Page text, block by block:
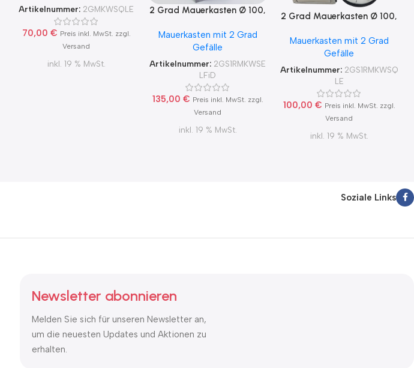
Zertifikat Ø100, 125, 150
Artikelnummer: 2GMKWSQLE
70,00 € Preis inkl. MwSt. zzgl.
Versand
inkl. 19 % MwSt.
2 Grad Mauerkasten Ø 100,
Dunstabzug
Rückstauklappe 2GS1-R-
MKWSELFiD, runter zur
Haube mit Aluflex
Mauerkasten mit 2 Grad
Gefälle
Artikelnummer: 2GS1RMKWSE
LFiD
135,00 € Preis inkl. MwSt. zzgl.
Versand
inkl. 19 % MwSt.
2 Grad Mauerkasten Ø 100,
Dunstabzug
Rückstauklappe 2GS1-R-
MKWSQLE, runter zur
Haube mit Aluflex
Mauerkasten mit 2 Grad
Gefälle
Artikelnummer: 2GS1RMKWSQ
LE
100,00 € Preis inkl. MwSt. zzgl.
Versand
inkl. 19 % MwSt.
Soziale Links
Newsletter abonnieren
Melden Sie sich für unseren Newsletter an,
um die neuesten Updates und Aktionen zu
erhalten.